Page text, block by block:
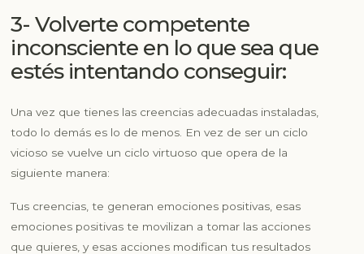
3- Volverte competente
inconsciente en lo que sea que
estés intentando conseguir:
Una vez que tienes las creencias adecuadas instaladas,
todo lo demás es lo de menos. En vez de ser un ciclo
vicioso se vuelve un ciclo virtuoso que opera de la
siguiente manera:
Tus creencias, te generan emociones positivas, esas
emociones positivas te movilizan a tomar las acciones
que quieres, y esas acciones modifican tus resultados